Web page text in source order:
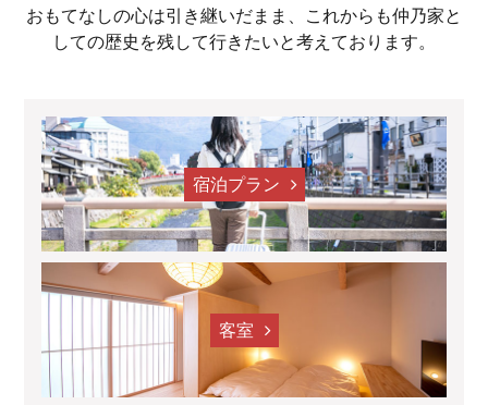
おもてなしの心は引き継いだまま、これからも仲乃家と
しての歴史を残して行きたいと考えております。
宿泊プラン
客室